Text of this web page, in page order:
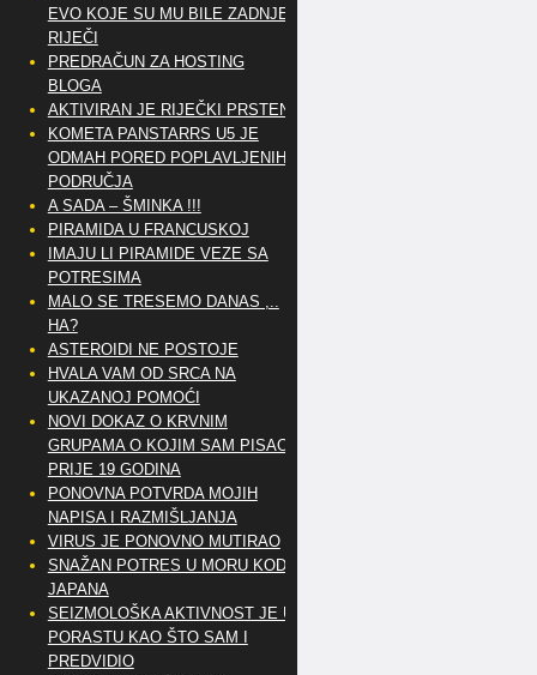
EVO KOJE SU MU BILE ZADNJE
RIJEČI
PREDRAČUN ZA HOSTING
BLOGA
AKTIVIRAN JE RIJEČKI PRSTEN
KOMETA PANSTARRS U5 JE
ODMAH PORED POPLAVLJENIH
PODRUČJA
A SADA – ŠMINKA !!!
PIRAMIDA U FRANCUSKOJ
IMAJU LI PIRAMIDE VEZE SA
POTRESIMA
MALO SE TRESEMO DANAS ,..
HA?
ASTEROIDI NE POSTOJE
HVALA VAM OD SRCA NA
UKAZANOJ POMOĆI
NOVI DOKAZ O KRVNIM
GRUPAMA O KOJIM SAM PISAO
PRIJE 19 GODINA
PONOVNA POTVRDA MOJIH
NAPISA I RAZMIŠLJANJA
VIRUS JE PONOVNO MUTIRAO
SNAŽAN POTRES U MORU KOD
JAPANA
SEIZMOLOŠKA AKTIVNOST JE U
PORASTU KAO ŠTO SAM I
PREDVIDIO